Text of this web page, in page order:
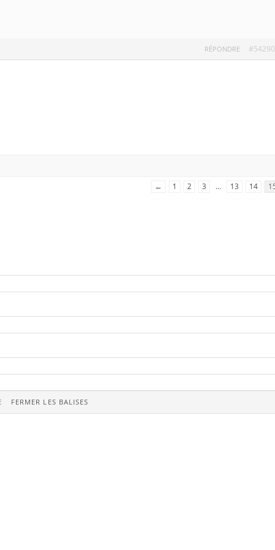
#54290
RÉPONDRE
← 1 2 3 … 13 14